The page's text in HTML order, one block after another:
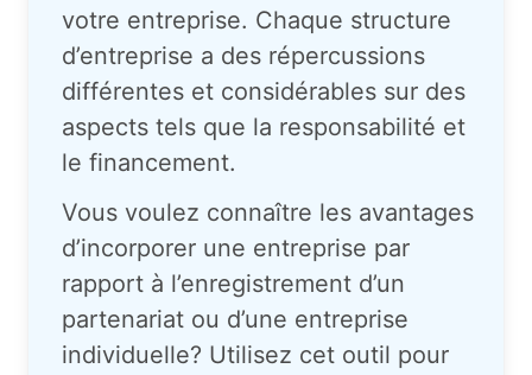
votre entreprise. Chaque structure
d’entreprise a des répercussions
différentes et considérables sur des
aspects tels que la responsabilité et
le financement.
Vous voulez connaître les avantages
d’incorporer une entreprise par
rapport à l’enregistrement d’un
partenariat ou d’une entreprise
individuelle? Utilisez cet outil pour